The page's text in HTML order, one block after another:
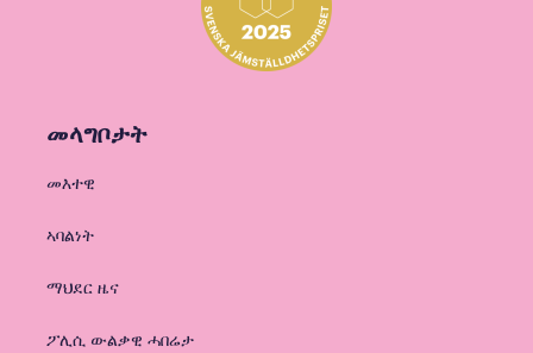
መላግቦታት
መእተዊ
ኣባልነት
ማህደር ዜና
ፖሊሲ ውልቃዊ ሓበሬታ